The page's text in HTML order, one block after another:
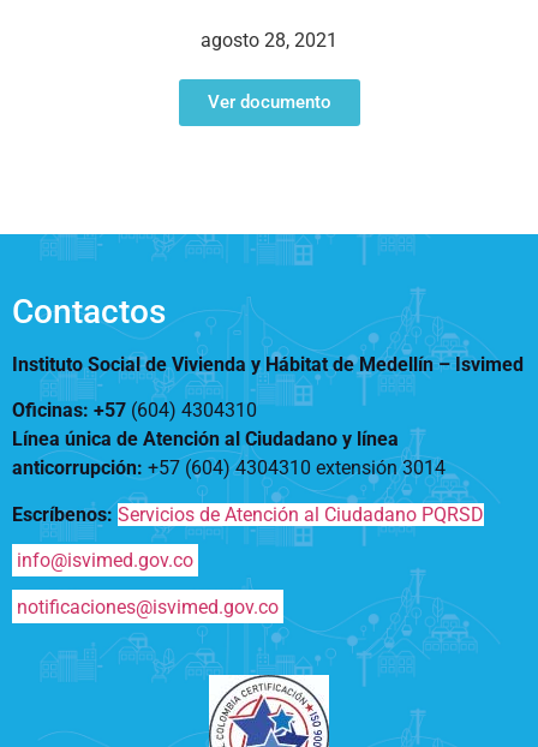
Vivienda
Vivienda Nueva
Acompañamiento Social
Directorio de servidores
Encuesta de Percepción
A+ A A-
Tamaño de la
fuente
Contraste
Centro de relevo
Más Información sobre Accesibilidad
agosto 28, 2021
Ver documento
Contactos
Instituto Social de Vivienda y Hábitat de Medellín –Isvimed
Oficinas: +57 (604) 4304310
Línea única de Atención al Ciudadano y línea
anticorrupción: +57 (604) 4304310 extensión3014
Escríbenos: Servicios de Atención al Ciudadano PQRSD
info@isvimed.gov.co
notificaciones@isvimed.gov.co